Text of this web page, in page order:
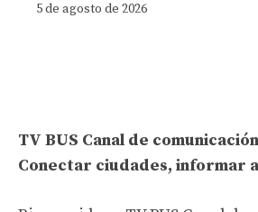
5 de agosto de 2026
TV BUS Canal de
Conectar ciudades, informar